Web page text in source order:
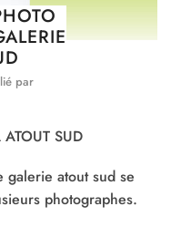
par
SUD
atout sud se
photographes.